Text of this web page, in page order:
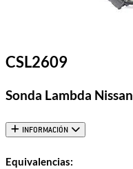
CSL2609
Sonda Lambda Nissan
INFORMACIÓN
Equivalencias: